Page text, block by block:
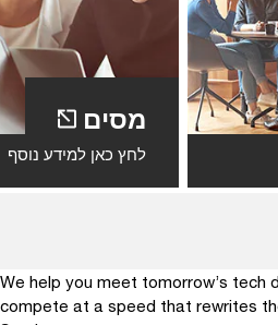
מסים
לחץ כאן למידע נוסף
We help you meet tomorrow’s tech
compete at a speed that rewrites